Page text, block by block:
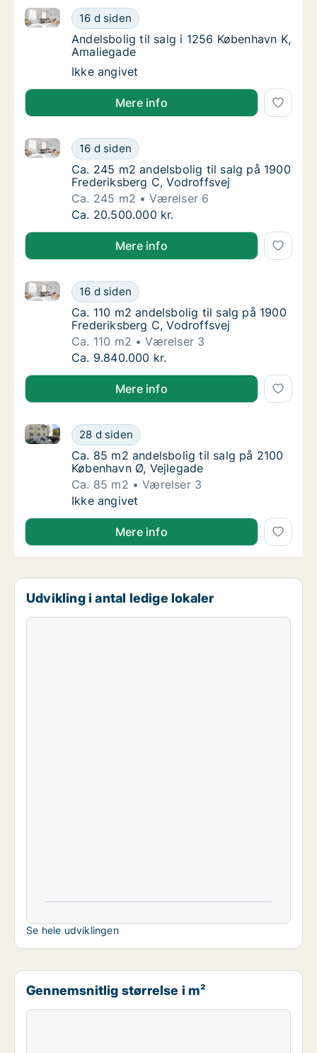
Andelsbolig til salg i 1256 København K,
16 d siden
Andelsbolig til salg i 1256 København K, Amaliegade
Andelsbolig til salg i 1256 København K,
Andelsbolig til salg i 1256 København K,
Amaliegade
Andelsbolig til salg i 1256 København K,
Ikke angivet
Mere info
Ca. 245 m2 andelsbolig til salg på 1900
16 d siden
Ca. 245 m2 andelsbolig til salg på 1900
Ca. 245 m2 andelsbolig til salg på 1900
Ca. 245 m2 andelsbolig til salg på 1900
Frederiksberg C, Vodroffsvej
Ca. 245 m2
Værelser 6
Ca. 245 m2 andelsbolig til salg på 1900
Ca. 20.500.000 kr.
Mere info
Ca. 110 m2 andelsbolig til salg på 1900
16 d siden
Ca. 110 m2 andelsbolig til salg på 1900
Ca. 110 m2 andelsbolig til salg på 1900
Ca. 110 m2 andelsbolig til salg på 1900
Frederiksberg C, Vodroffsvej
Ca. 110 m2
Værelser 3
Ca. 110 m2 andelsbolig til salg på 1900
Ca. 9.840.000 kr.
Mere info
Ca. 85 m2 andelsbolig til salg på 2100
28 d siden
Ca. 85 m2 andelsbolig til salg på 2100 København
Ca. 85 m2 andelsbolig til salg på 2100
Ca. 85 m2 andelsbolig til salg på 2100
København Ø, Vejlegade
Ca. 85 m2
Værelser 3
Ca. 85 m2 andelsbolig til salg på 2100
Ikke angivet
Mere info
Udvikling i antal ledige lokaler
Se hele udviklingen
Gennemsnitlig størrelse i m²